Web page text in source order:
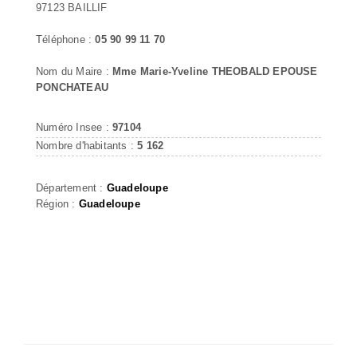
97123 BAILLIF
Téléphone :05 90 99 11 70
Nom du Maire : Mme Marie-Yveline THEOBALD EPOUSE
PONCHATEAU
Numéro Insee : 97104
Nombre d'habitants :5 162
Département : Guadeloupe
Région : Guadeloupe